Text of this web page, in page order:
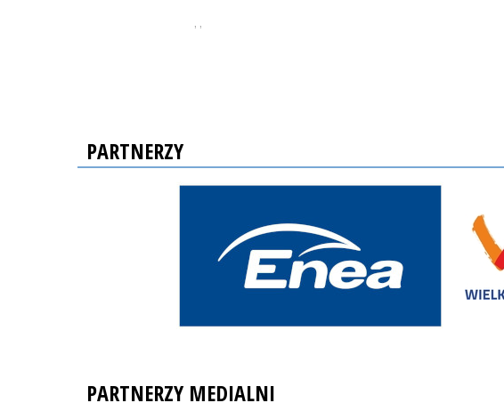
, ,
PARTNERZY
PARTNERZY MEDIALNI